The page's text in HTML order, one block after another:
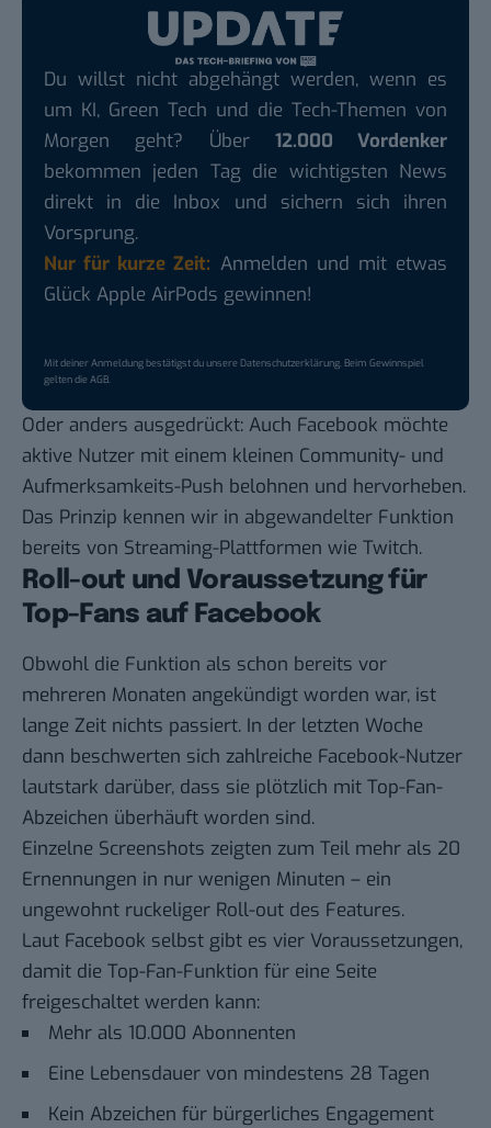
Du willst nicht abgehängt werden, wenn es
um KI, Green Tech und die Tech-Themen von
Morgen geht? Über 12.000 Vordenker
bekommen jeden Tag die wichtigsten News
direkt in die Inbox und sichern sich ihren
Vorsprung.
Nur für kurze Zeit: Anmelden und mit etwas
Glück Apple AirPods gewinnen!
Mit deiner Anmeldung bestätigst du unsereDatenschutzerklärung. Beim Gewinnspiel
gelten dieAGB.
Oder anders ausgedrückt: Auch Facebook möchte
aktive Nutzer mit einem kleinen Community- und
Aufmerksamkeits-Push belohnen und hervorheben.
Das Prinzip kennen wir in abgewandelter Funktion
bereits von Streaming-Plattformen wie Twitch.
Roll-out und Voraussetzung für
Top-Fans auf Facebook
Obwohl die Funktion als schon bereits vor
mehreren Monaten angekündigt worden war, ist
lange Zeit nichts passiert. In der letzten Woche
dann beschwerten sich zahlreiche Facebook-Nutzer
lautstark darüber, dass sie plötzlich mit Top-Fan-
Abzeichen überhäuft worden sind.
Einzelne Screenshots zeigten zum Teil mehr als 20
Ernennungen in nur wenigen Minuten – ein
ungewohnt ruckeliger Roll-out des Features.
Laut Facebook selbst gibt es vier Voraussetzungen,
damit die Top-Fan-Funktion für eine Seite
freigeschaltet werden kann:
Mehr als 10.000 Abonnenten
Eine Lebensdauer von mindestens 28 Tagen
Kein Abzeichen für bürgerliches Engagement